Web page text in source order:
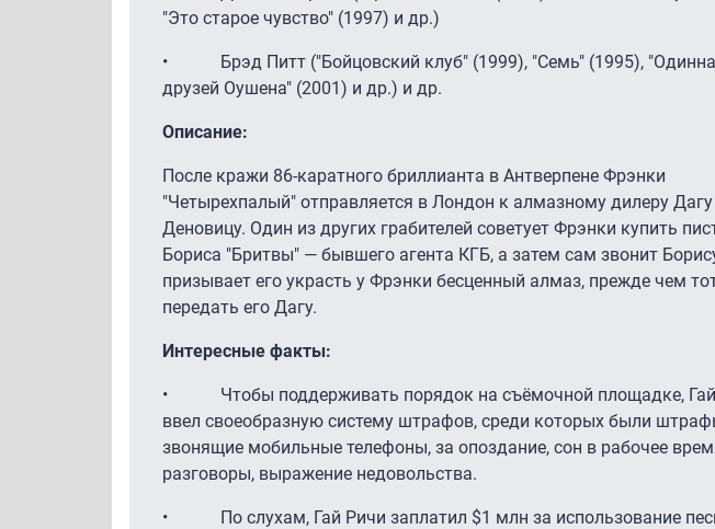
"Это старое чувство" (1997) и др.)
• Брэд Питт ("Бойцовский клуб" (1999), "Семь" (1995),
друзей Оушена" (2001) и др.) и др.
Описание:
После кражи 86-каратного бриллианта в Антверпене Фрэнки
"Четырехпалый" отправляется в Лондон к алмазному дилеру Дагу
Деновицу. Один из других грабителей советует Фрэнки купить
Бориса "Бритвы" — бывшего агента КГБ, а затем сам звонит
призывает его украсть у Фрэнки бесценный алмаз, прежде чем
передать его Дагу.
Интересные факты:
• Чтобы поддерживать порядок на съёмочной площадке,
ввел своеобразную систему штрафов, среди которых были
звонящие мобильные телефоны, за опоздание, сон в рабочее
разговоры, выражение недовольства.
• По слухам, Гай Ричи заплатил $1 млн за использование